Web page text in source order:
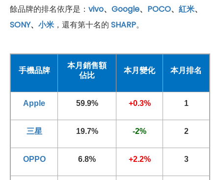
餘品牌的排名依序是： vivo、 Google、 POCO、 紅米、
SONY、 小米 ，還有第十名的 SHARP。
手機品牌
本月銷售額
佔比
本月變化 本月排名
Apple 59.9% +0.3% 1
三星 19.7% -2% 2
OPPO 6.8% +2.2% 3